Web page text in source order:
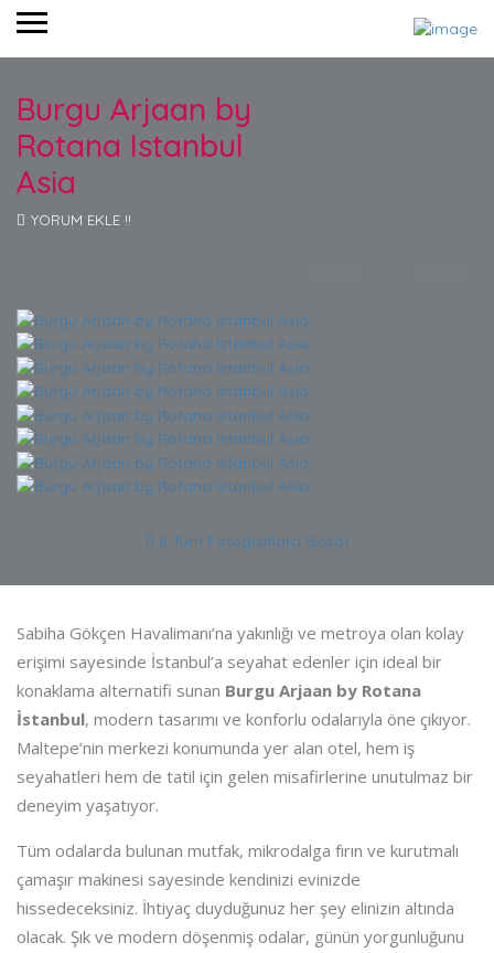
Burgu Arjaan by
Rotana Istanbul
Asia
YORUM EKLE !!
8 Tüm Fotoğraflara Gözat
Sabiha Gökçen Havalimanı’na yakınlığı ve metroya olan kolay
erişimi sayesinde İstanbul’a seyahat edenler için ideal bir
konaklama alternatifi sunan Burgu Arjaan by Rotana
İstanbul, modern tasarımı ve konforlu odalarıyla öne çıkıyor.
Maltepe’nin merkezi konumunda yer alan otel, hem iş
seyahatleri hem de tatil için gelen misafirlerine unutulmaz bir
deneyim yaşatıyor.
Tüm odalarda bulunan mutfak, mikrodalga fırın ve kurutmalı
çamaşır makinesi sayesinde kendinizi evinizde
hissedeceksiniz. İhtiyaç duyduğunuz her şey elinizin altında
olacak. Şık ve modern döşenmiş odalar, günün yorgunluğunu